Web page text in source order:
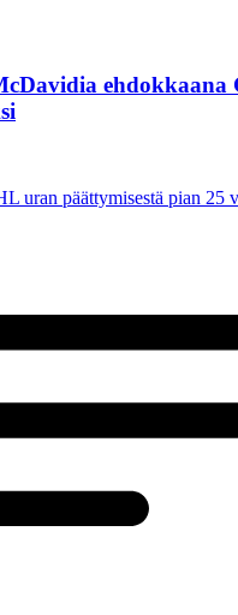
ehdokkaana